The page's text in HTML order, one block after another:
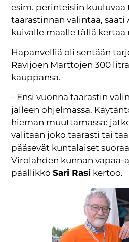
esim. perinteisiin kuuluvaa
taarastinnan valintaa, saati
kuivalle maalle tällä kertaa
Hapanvelliä oli sentään
Ravijoen Marttojen 300
kauppansa.
– Ensi vuonna taarastin
jälleen ohjelmassa.
hieman muuttamassa:
valitaan joko taarasti tai
pääsevät kuntalaiset
Virolahden kunnan vapaa-
päällikköSari Rasi kertoo.